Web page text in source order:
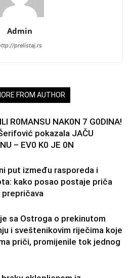
Admin
prelistaj.rs
FROM AUTHOR
R0MANSU NAK0N 7 G0DlNA!
pokazala JAČU
– EV0 K0 JE 0N
put između rasporeda i
kako posao postaje priča
prepričava
sa Ostroga o prekinutom
i sveštenikovim riječima koje
priči, promijenile tok jednog